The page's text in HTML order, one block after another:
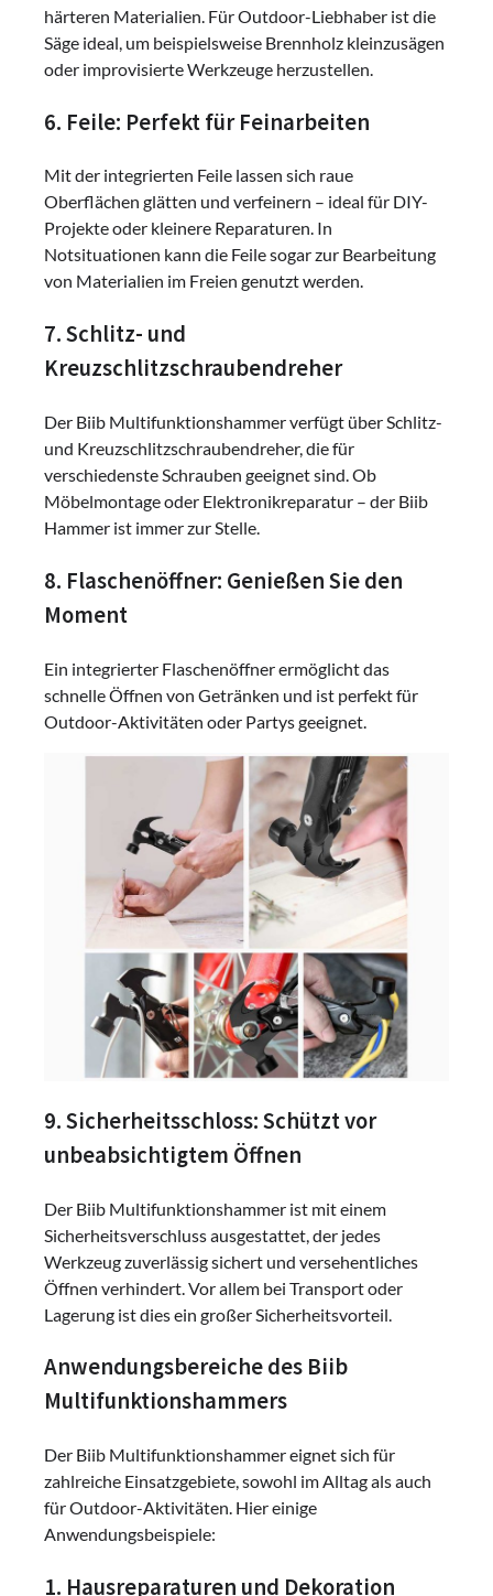
härteren Materialien. Für Outdoor-Liebhaber ist die
Säge ideal, um beispielsweise Brennholz kleinzusägen
oder improvisierte Werkzeuge herzustellen.
6. Feile: Perfekt für Feinarbeiten
Mit der integrierten Feile lassen sich raue
Oberflächen glätten und verfeinern – ideal für DIY-
Projekte oder kleinere Reparaturen. In
Notsituationen kann die Feile sogar zur Bearbeitung
von Materialien im Freien genutzt werden.
7. Schlitz- und
Kreuzschlitzschraubendreher
Der Biib Multifunktionshammer verfügt über Schlitz-
und Kreuzschlitzschraubendreher, die für
verschiedenste Schrauben geeignet sind. Ob
Möbelmontage oder Elektronikreparatur – der Biib
Hammer ist immer zur Stelle.
8. Flaschenöffner: Genießen Sie den
Moment
Ein integrierter Flaschenöffner ermöglicht das
schnelle Öffnen von Getränken und ist perfekt für
Outdoor-Aktivitäten oder Partys geeignet.
9. Sicherheitsschloss: Schützt vor
unbeabsichtigtem Öffnen
Der Biib Multifunktionshammer ist mit einem
Sicherheitsverschluss ausgestattet, der jedes
Werkzeug zuverlässig sichert und versehentliches
Öffnen verhindert. Vor allem bei Transport oder
Lagerung ist dies ein großer Sicherheitsvorteil.
Anwendungsbereiche des Biib
Multifunktionshammers
Der Biib Multifunktionshammer eignet sich für
zahlreiche Einsatzgebiete, sowohl im Alltag als auch
für Outdoor-Aktivitäten. Hier einige
Anwendungsbeispiele:
1. Hausreparaturen und Dekoration